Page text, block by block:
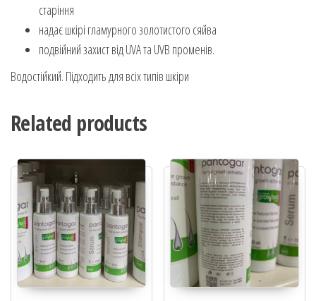
старіння
надає шкірі гламурного золотистого сяйва
подвійний захист від UVA та UVB променів.
Водостійкий. Підходить для всіх типів шкіри
Related products